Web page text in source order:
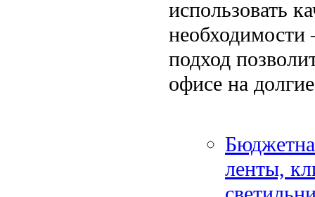
использовать
необходимости
подход
офисе на
ленты,